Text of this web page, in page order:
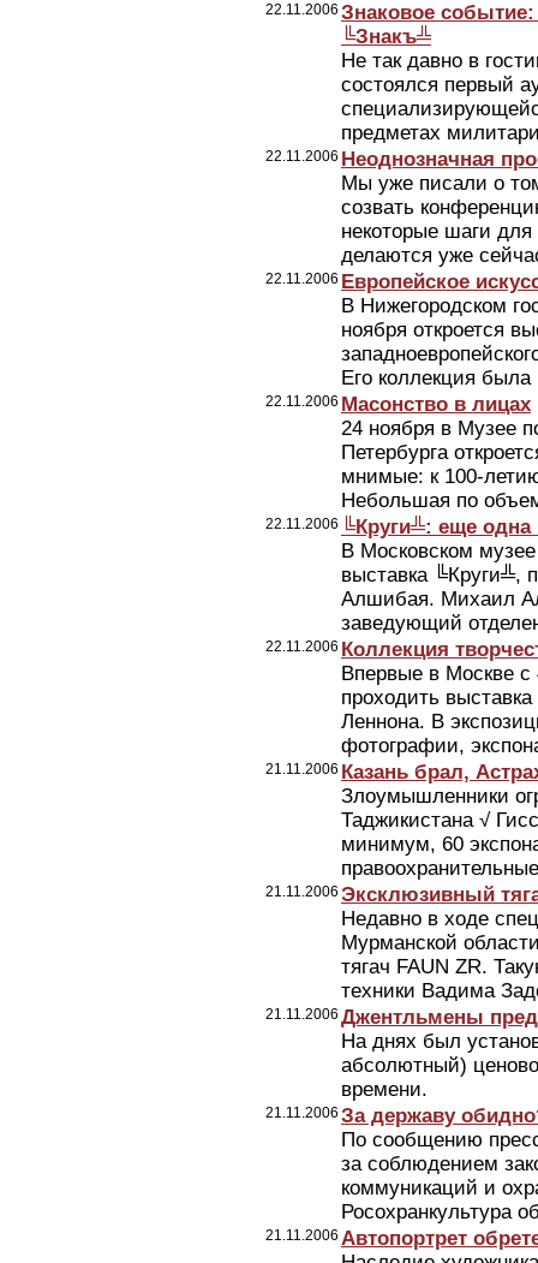
22.11.2006 Знаковое
╚Знакъ╩
Не так давно в
состоялся первый
предметах
22.11.2006 Неоднозначная
Мы уже писали о
созвать
некоторые шаги
делаются уже
22.11.2006 Европейское
В Нижегородском
ноября откроется
Его коллекция
22.11.2006 Масонство в лицах
24 ноября в Музее
Петербурга
мнимые: к 100-
Небольшая по
22.11.2006 ╚Круги╩: еще одна
В Московском музее
выставка ╚Круги╩,
Алшибая. Михаил
заведующий
22.11.2006 Коллекция
Впервые в Москве
проходить
Леннона. В
фотографии,
21.11.2006 Казань брал,
Злоумышленники
Таджикистана √
минимум, 60
21.11.2006 Эксклюзивный
Недавно в ходе
Мурманской
тягач FAUN ZR.
техники Вадима
21.11.2006 Джентльмены
На днях был
абсолютный)
времени.
21.11.2006 За державу
По сообщению
за соблюдением
коммуникаций и
Росохранкультура
21.11.2006 Автопортрет